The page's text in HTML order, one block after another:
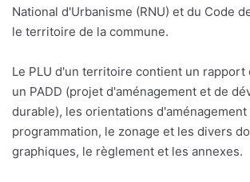
National d'Urbanisme (RNU) et du Code
le territoire de la commune.
Le PLU d'un territoire contient un rapport
un PADD (projet d'aménagement et de
durable), les orientations d'aménagement
programmation, le zonage et les divers
graphiques, le règlement et les annexes.